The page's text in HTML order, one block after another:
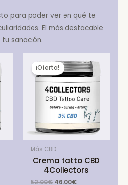
para poder ver en qué te
El más destacable
sanación.
¡Oferta!
Más CBD
Crema tatto CBD
4Collectors
52.00€ Original
46.00€Current